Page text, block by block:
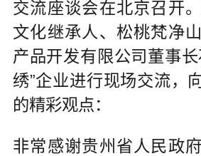
交流座谈会在北京召开
文化继承人、松桃梵净
产品开发有限公司董事
绣”企业进行现场交流，
的精彩观点：
非常感谢贵州省人民政